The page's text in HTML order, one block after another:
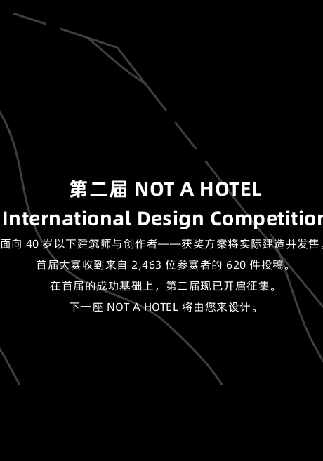
第二届 NOT A HOTEL
International Design
面向 40 岁以下建筑师与创作者——获奖方案将实际建造并发售
首届大赛收到来自 2,463 位参赛者的 620 件投稿。
在首届的成功基础上，第二届现已开启征集。
下一座 NOT A HOTEL 将由您来设计。